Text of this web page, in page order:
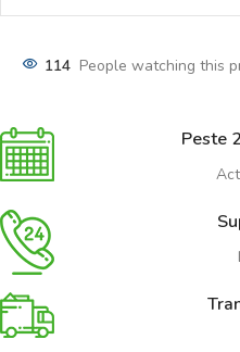
114 People watching this
Peste